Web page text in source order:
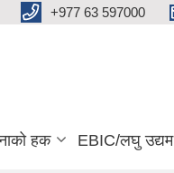
+977 63 597000
हक EBIC/लघु उद्यम